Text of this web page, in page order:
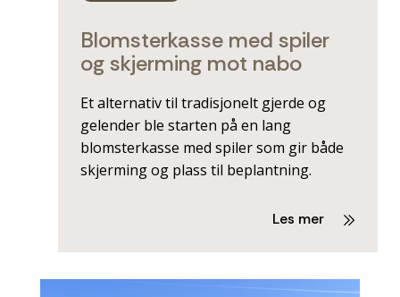
Blomsterkasse med spiler
og skjerming mot nabo
Et alternativ til tradisjonelt gjerde og
gelender ble starten på en lang
blomsterkasse med spiler som gir både
skjerming og plass til beplantning.
Les mer